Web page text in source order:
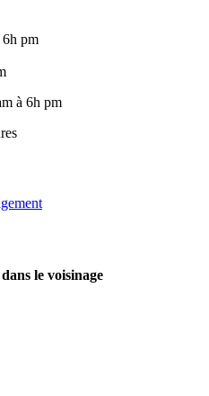
6h pm
à 6h pm
le voisinage